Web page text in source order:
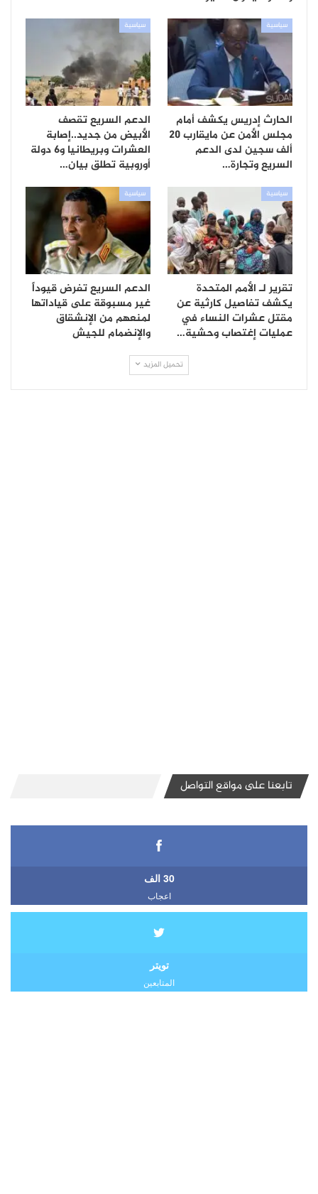
سياسية
الحارث إدريس يكشف أمام
مجلس الأمن عن مايقارب 20
ألف سجين لدى الدعم
السريع وتجارة…
سياسية
الدعم السريع تقصف
الأبيض من جديد..إصابة
العشرات وبريطانيا و6 دولة
أوروبية تطلق بيان…
سياسية
تقرير لـ الأمم المتحدة
يكشف تفاصيل كارثية عن
مقتل عشرات النساء في
عمليات إغتصاب وحشية…
سياسية
الدعم السريع تفرض قيوداً
غير مسبوقة على قياداتها
لمنعهم من الإنشقاق
والإنضمام للجيش
تحميل المزيد
تابعنا على مواقع التواصل
30 الف
اعجاب
تويتر
المتابعين